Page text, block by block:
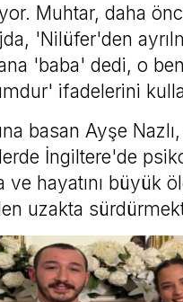
Muhtar, daha
'Nilüfer'den
'baba' dedi, o
ifadelerini
basan Ayşe
İngiltere'de
ve hayatını büyük
uzakta